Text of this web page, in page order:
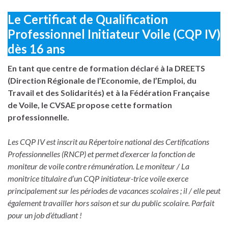
Le Certificat de Qualification
Professionnel Initiateur Voile (CQP IV)
dès 16 ans
En tant que centre de formation déclaré à la DREETS
(Direction Régionale de l’Economie, de l’Emploi, du
Travail et des Solidarités) et à la Fédération Française
de Voile, le CVSAE propose cette formation
professionnelle.
Les CQP IV est inscrit au Répertoire national des Certifications
Professionnelles (RNCP) et permet d’exercer la fonction de
moniteur de voile contre rémunération. Le moniteur / La
monitrice titulaire d’un CQP initiateur-trice voile exerce
principalement sur les périodes de vacances scolaires ; il / elle peut
également travailler hors saison et sur du public scolaire. Parfait
pour un job d’étudiant !